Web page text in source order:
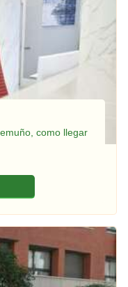
como llegar